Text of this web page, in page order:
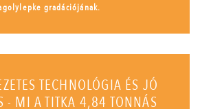
gradációjának.
TECHNOLÓGIA ÉS JÓ
- MI A TITKA 4,84 TONNÁS